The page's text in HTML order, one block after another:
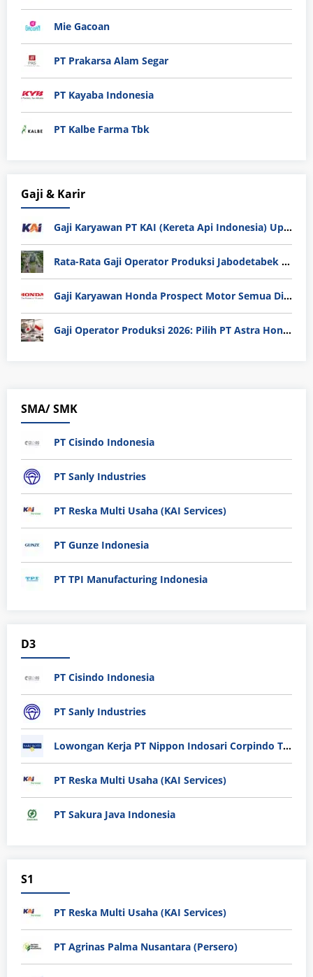
Mie Gacoan
PT Prakarsa Alam Segar
PT Kayaba Indonesia
PT Kalbe Farma Tbk
Gaji & Karir
Gaji Karyawan PT KAI (Kereta Api Indonesia) Update 2025
Rata-Rata Gaji Operator Produksi Jabodetabek 2025: Bedah Tuntas UMK, Lemburan, dan Realita Hidup Buruh
Gaji Karyawan Honda Prospect Motor Semua Divisi
Gaji Operator Produksi 2026: Pilih PT Astra Honda Motor (AHM) atau Manufaktur di Jepang?
SMA/ SMK
PT Cisindo Indonesia
PT Sanly Industries
PT Reska Multi Usaha (KAI Services)
PT Gunze Indonesia
PT TPI Manufacturing Indonesia
D3
PT Cisindo Indonesia
PT Sanly Industries
Lowongan Kerja PT Nippon Indosari Corpindo Tbk. Bulan Agustus 2026
PT Reska Multi Usaha (KAI Services)
PT Sakura Java Indonesia
S1
PT Reska Multi Usaha (KAI Services)
PT Agrinas Palma Nusantara (Persero)